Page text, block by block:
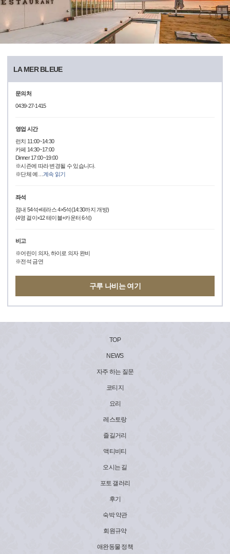
LA MER BLEUE
문의처
0439-27-1415
영업 시간
런치 11:00~14:30
카페 14:30~17:00
Dinner 17:00~19:00
※시즌에 따라 변경될 수 있습니다.
※단체 예
계속 읽기
좌석
점내 54석+테라스 4×5석(14:30까지 개방)
(4명 걸이×12 테이블+카운터 6석)
비고
※어린이 의자, 하이로 의자 완비
※전석 금연
구루 나비는 여기
TOP
NEWS
자주 하는 질문
코티지
요리
레스토랑
즐길거리
액티비티
오시는 길
포토 갤러리
후기
숙박 약관
회원규약
애완동물 정책